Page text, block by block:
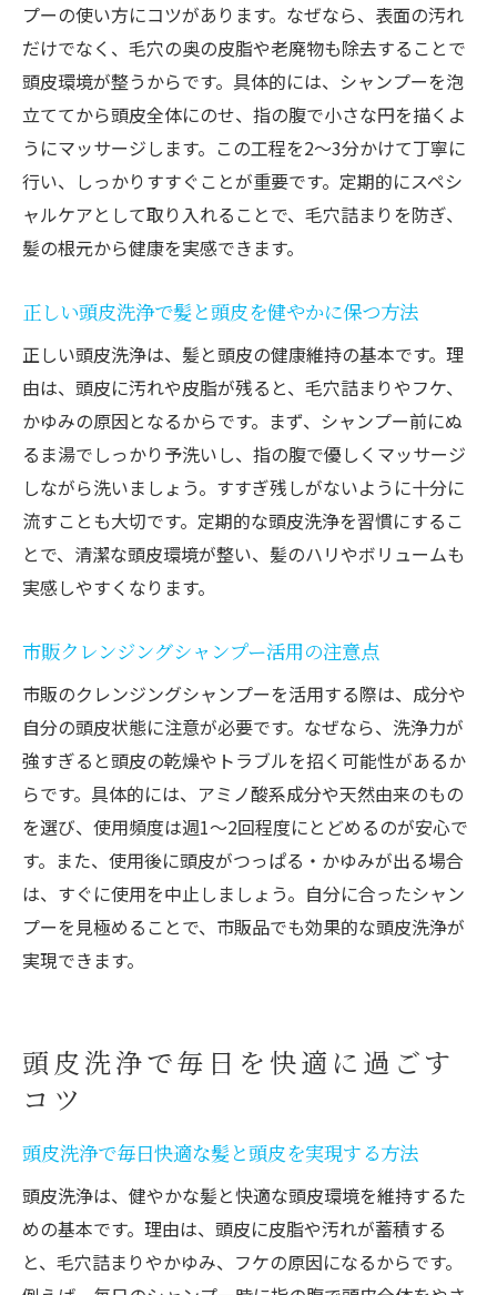
プーの使い方にコツがあります。なぜなら、表面の汚れ
だけでなく、毛穴の奥の皮脂や老廃物も除去することで
頭皮環境が整うからです。具体的には、シャンプーを泡
立ててから頭皮全体にのせ、指の腹で小さな円を描くよ
うにマッサージします。この工程を2～3分かけて丁寧に
行い、しっかりすすぐことが重要です。定期的にスペシ
ャルケアとして取り入れることで、毛穴詰まりを防ぎ、
髪の根元から健康を実感できます。
正しい頭皮洗浄で髪と頭皮を健やかに保つ方法
正しい頭皮洗浄は、髪と頭皮の健康維持の基本です。理
由は、頭皮に汚れや皮脂が残ると、毛穴詰まりやフケ、
かゆみの原因となるからです。まず、シャンプー前にぬ
るま湯でしっかり予洗いし、指の腹で優しくマッサージ
しながら洗いましょう。すすぎ残しがないように十分に
流すことも大切です。定期的な頭皮洗浄を習慣にするこ
とで、清潔な頭皮環境が整い、髪のハリやボリュームも
実感しやすくなります。
市販クレンジングシャンプー活用の注意点
市販のクレンジングシャンプーを活用する際は、成分や
自分の頭皮状態に注意が必要です。なぜなら、洗浄力が
強すぎると頭皮の乾燥やトラブルを招く可能性があるか
らです。具体的には、アミノ酸系成分や天然由来のもの
を選び、使用頻度は週1～2回程度にとどめるのが安心で
す。また、使用後に頭皮がつっぱる・かゆみが出る場合
は、すぐに使用を中止しましょう。自分に合ったシャン
プーを見極めることで、市販品でも効果的な頭皮洗浄が
実現できます。
頭皮洗浄で毎日を快適に過ごす
コツ
頭皮洗浄で毎日快適な髪と頭皮を実現する方法
頭皮洗浄は、健やかな髪と快適な頭皮環境を維持するた
めの基本です。理由は、頭皮に皮脂や汚れが蓄積する
と、毛穴詰まりやかゆみ、フケの原因になるからです。